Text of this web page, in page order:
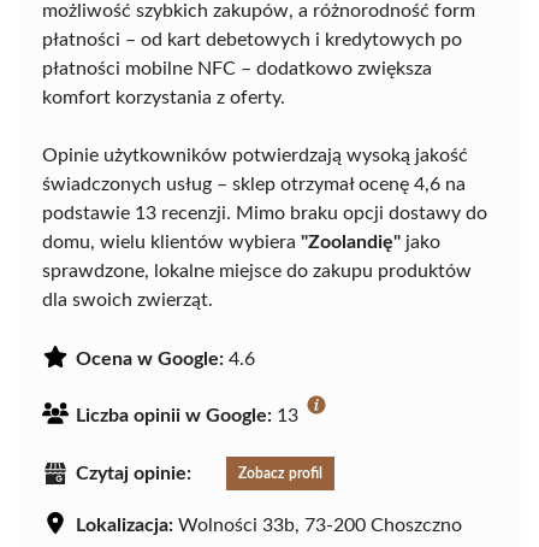
możliwość szybkich zakupów, a różnorodność form
płatności – od kart debetowych i kredytowych po
płatności mobilne NFC – dodatkowo zwiększa
komfort korzystania z oferty.
Opinie użytkowników potwierdzają wysoką jakość
świadczonych usług – sklep otrzymał ocenę 4,6 na
podstawie 13 recenzji. Mimo braku opcji dostawy do
domu, wielu klientów wybiera "Zoolandię" jako
sprawdzone, lokalne miejsce do zakupu produktów
dla swoich zwierząt.
Ocena w Google: 4.6
Liczba opinii w Google: 13
Czytaj opinie: Zobacz profil
Lokalizacja: Wolności 33b, 73-200 Choszczno